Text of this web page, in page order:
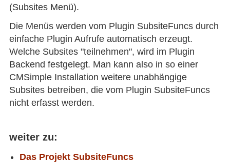
(Subsites Menü).
Die Menüs werden vom Plugin SubsiteFuncs durch
einfache Plugin Aufrufe automatisch erzeugt.
Welche Subsites "teilnehmen", wird im Plugin
Backend festgelegt. Man kann also in so einer
CMSimple Installation weitere unabhängige
Subsites betreiben, die vom Plugin SubsiteFuncs
nicht erfasst werden.
weiter zu:
Das Projekt SubsiteFuncs